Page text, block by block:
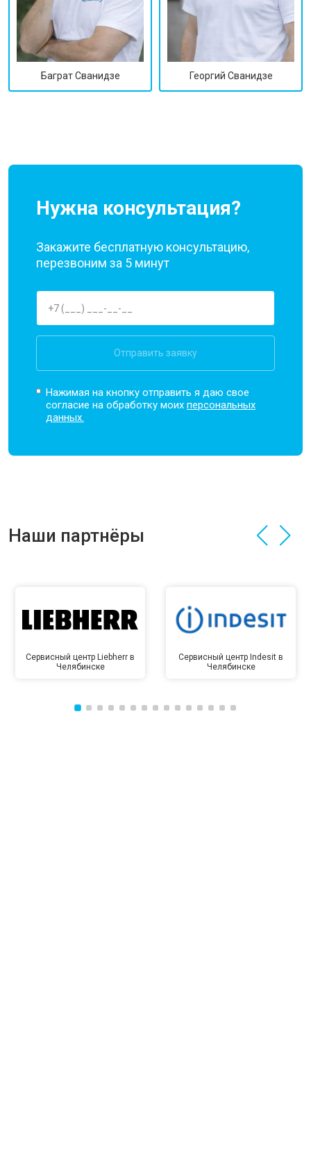
Баграт Сванидзе Георгий Сванидзе
Нужна консультация?
Закажите бесплатную консультацию,
перезвоним за 5 минут
Отправить заявку
Нажимая на кнопку отправить я даю свое
согласие на обработку моихперсональных
данных.
Наши партнёры
Сервисный центр Liebherr в
Челябинске
Сервисный центр Indesit в
Челябинске